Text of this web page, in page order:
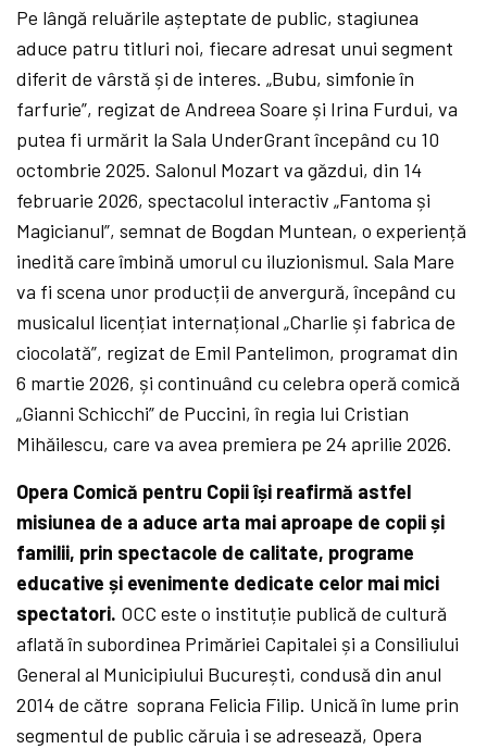
Pe lângă reluările așteptate de public, stagiunea
aduce patru titluri noi, fiecare adresat unui segment
diferit de vârstă și de interes. „Bubu, simfonie în
farfurie”, regizat de Andreea Soare și Irina Furdui, va
putea fi urmărit la Sala UnderGrant începând cu 10
octombrie 2025. Salonul Mozart va găzdui, din 14
februarie 2026, spectacolul interactiv „Fantoma și
Magicianul”, semnat de Bogdan Muntean, o experiență
inedită care îmbină umorul cu iluzionismul. Sala Mare
va fi scena unor producții de anvergură, începând cu
musicalul licențiat internațional „Charlie și fabrica de
ciocolată”, regizat de Emil Pantelimon, programat din
6 martie 2026, și continuând cu celebra operă comică
„Gianni Schicchi” de Puccini, în regia lui Cristian
Mihăilescu, care va avea premiera pe 24 aprilie 2026.
Opera Comică pentru Copii își reafirmă astfel
misiunea de a aduce arta mai aproape de copii și
familii, prin spectacole de calitate, programe
educative și evenimente dedicate celor mai mici
spectatori. OCC este o instituție publică de cultură
aflată în subordinea Primăriei Capitalei și a Consiliului
General al Municipiului București, condusă din anul
2014 de către soprana Felicia Filip. Unică în lume prin
segmentul de public căruia i se adresează, Opera